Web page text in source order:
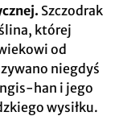
Szczodrak
której
od
niegdyś
han i jego
wysiłku.